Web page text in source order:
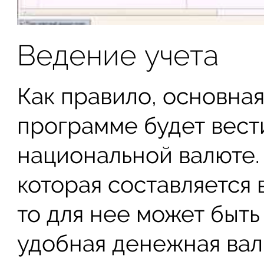
Ведение учета
Как правило,
программе будет
национальной
которая
то для нее может
удобная денежная